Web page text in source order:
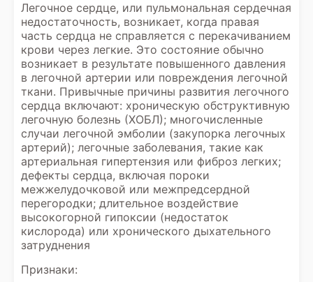
Легочное сердце, или пульмональная сердечная
недостаточность, возникает, когда правая
часть сердца не справляется с перекачиванием
крови через легкие. Это состояние обычно
возникает в результате повышенного давления
в легочной артерии или повреждения легочной
ткани. Привычные причины развития легочного
сердца включают: хроническую обструктивную
легочную болезнь (ХОБЛ); многочисленные
случаи легочной эмболии (закупорка легочных
артерий); легочные заболевания, такие как
артериальная гипертензия или фиброз легких;
дефекты сердца, включая пороки
межжелудочковой или межпредсердной
перегородки; длительное воздействие
высокогорной гипоксии (недостаток
кислорода) или хронического дыхательного
затруднения
Признаки: